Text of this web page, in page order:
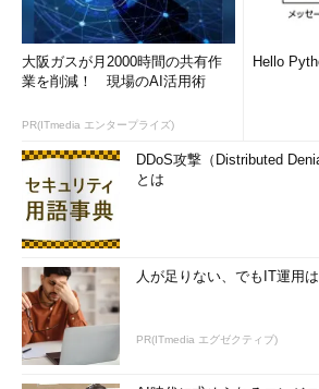
大阪ガスが月2000時間の共有作
業を削減！ 現場のAI活用術
PR(ITmedia エンタープライズ)
Hello
DDoS攻撃（Distributed
とは
人が足りない、でもIT運用
PR(ITmedia エグゼクティブ)